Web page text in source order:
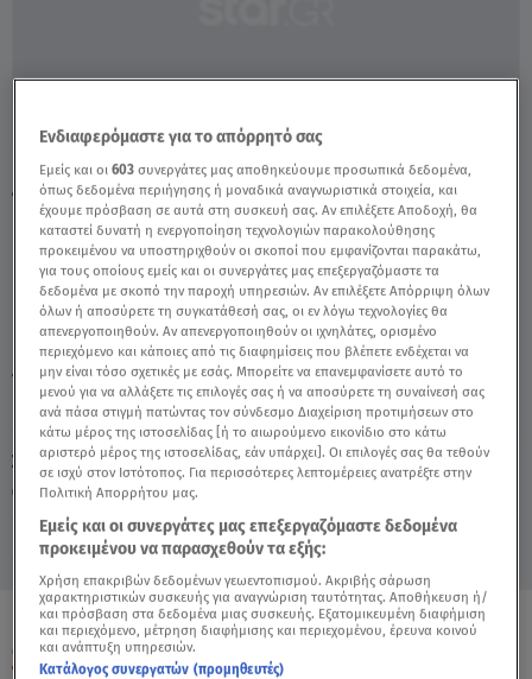
Σάββατο 8 Αυγούστου 2026
11.01.19, 11:25 ΖΩΔΙΑ
Ζώδια - Κριός 11/1/19 - Video
TAGS: ΖΩΔΙΑ ΑΣΗ ΜΠΗΛΙΟΥ
ΟΛΑ ΤΑ ΒΙΝΤΕΟ
Ενδιαφερόμαστε για το απόρρητό σας
Εμείς και οι603 συνεργάτες μας αποθηκεύουμε προσωπικά δεδομένα,
όπως δεδομένα περιήγησης ή μοναδικά αναγνωριστικά στοιχεία, και
έχουμε πρόσβαση σε αυτά στη συσκευή σας. Αν επιλέξετε Αποδοχή, θα
καταστεί δυνατή η ενεργοποίηση τεχνολογιών παρακολούθησης
προκειμένου να υποστηριχθούν οι σκοποί που εμφανίζονται παρακάτω,
για τους οποίους εμείς και οι συνεργάτες μας επεξεργαζόμαστε τα
δεδομένα με σκοπό την παροχή υπηρεσιών. Αν επιλέξετε Απόρριψη όλων
όλων ή αποσύρετε τη συγκατάθεσή σας, οι εν λόγω τεχνολογίες θα
απενεργοποιηθούν. Αν απενεργοποιηθούν οι ιχνηλάτες, ορισμένο
περιεχόμενο και κάποιες από τις διαφημίσεις που βλέπετε ενδέχεται να
μην είναι τόσο σχετικές με εσάς. Μπορείτε να επανεμφανίσετε αυτό το
μενού για να αλλάξετε τις επιλογές σας ή να αποσύρετε τη συναίνεσή σας
ανά πάσα στιγμή πατώντας τον σύνδεσμο Διαχείριση προτιμήσεων στο
κάτω μέρος της ιστοσελίδας [ή το αιωρούμενο εικονίδιο στο κάτω
αριστερό μέρος της ιστοσελίδας, εάν υπάρχει]. Οι επιλογές σας θα τεθούν
σε ισχύ στον Ιστότοπος. Για περισσότερες λεπτομέρειες ανατρέξτε στην
Πολιτική Απορρήτου μας.
Εμείς και οι συνεργάτες μας επεξεργαζόμαστε δεδομένα
προκειμένου να παρασχεθούν τα εξής:
Χρήση επακριβών δεδομένων γεωεντοπισμού. Ακριβής σάρωση
χαρακτηριστικών συσκευής για αναγνώριση ταυτότητας. Αποθήκευση ή/
και πρόσβαση στα δεδομένα μιας συσκευής. Εξατομικευμένη διαφήμιση
και περιεχόμενο, μέτρηση διαφήμισης και περιεχομένου, έρευνα κοινού
και ανάπτυξη υπηρεσιών.
Κατάλογος συνεργατών (προμηθευτές)